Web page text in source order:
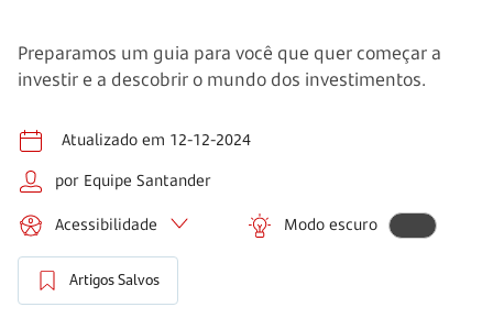
Preparamos um guia para você que quer começar a
investir e a descobrir o mundo dos investimentos.
Atualizado em 12-12-2024
por Equipe Santander
Acessibilidade Modo escuro
Artigos Salvos